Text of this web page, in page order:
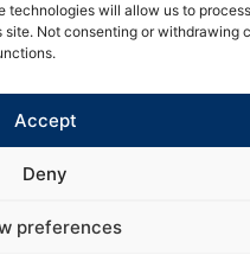
technologies will allow us to
site. Not consenting or withdrawing
Accept
Deny
preferences